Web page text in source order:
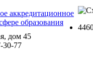
аккредитационное
образования
дом 45
30-77